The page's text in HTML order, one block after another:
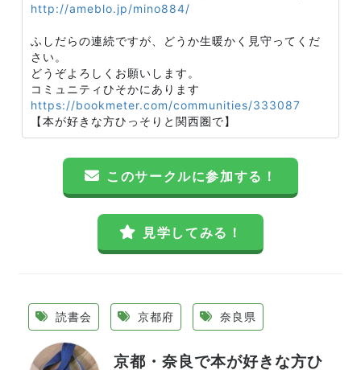
http://ameblo.jp/mino884/
ふしだらの連続ですが、どうか生暖かく見守ってくだ
さい。
どうぞよろしくお願いします。
コミュニティひそかにあります
https://bookmeter.com/communities/333087
【本が好きな方ひっそりと関西圏で】
このサークルに参加する！
見学してみる！
読書会 京都府 奈良県
京都・奈良で本が好きな方ひ